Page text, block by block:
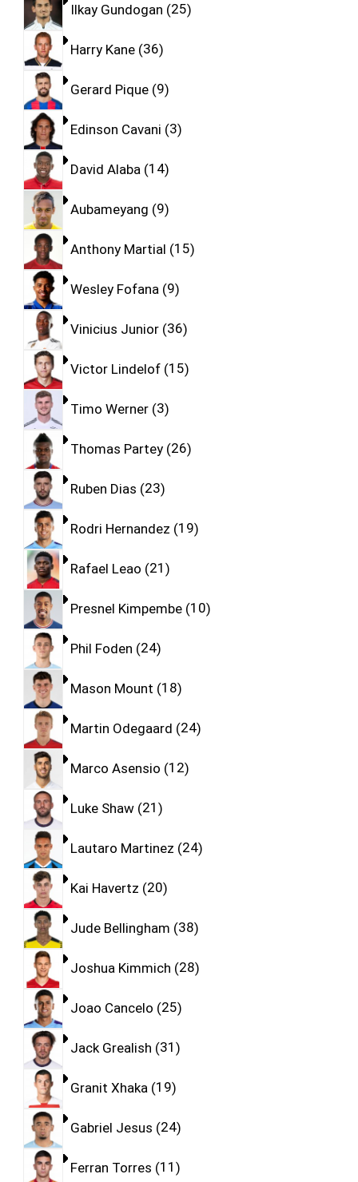
Ilkay Gundogan 25
Harry Kane 36
Gerard Pique 9
Edinson Cavani 3
David Alaba 14
Aubameyang 9
Anthony Martial 15
Wesley Fofana 9
Vinicius Junior 36
Victor Lindelof 15
Timo Werner 3
Thomas Partey 26
Ruben Dias 23
Rodri Hernandez 19
Rafael Leao 21
Presnel Kimpembe 10
Phil Foden 24
Mason Mount 18
Martin Odegaard 24
Marco Asensio 12
Luke Shaw 21
Lautaro Martinez 24
Kai Havertz 20
Jude Bellingham 38
Joshua Kimmich 28
Joao Cancelo 25
Jack Grealish 31
Granit Xhaka 19
Gabriel Jesus 24
Ferran Torres 11